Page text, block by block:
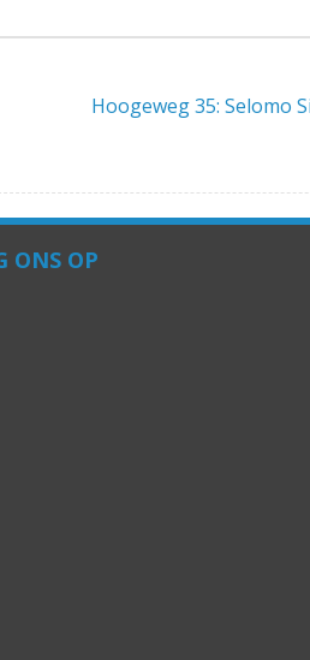
Hoogeweg 35: Selomo
ONS OP